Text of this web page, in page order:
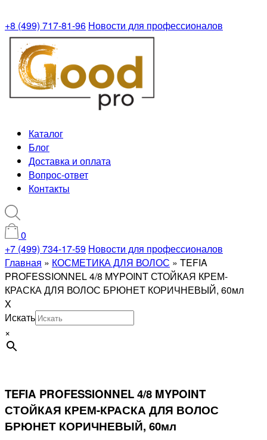
+8 (499) 717-81-96 Новости для профессионалов
Каталог
Блог
Доставка и оплата
Вопрос-ответ
Контакты
0
+7 (499) 734-17-59 Новости для профессионалов
Главная » КОСМЕТИКА ДЛЯ ВОЛОС » TEFIA
PROFESSIONNEL 4/8 MYPOINT СТОЙКАЯ КРЕМ-
КРАСКА ДЛЯ ВОЛОС БРЮНЕТ КОРИЧНЕВЫЙ, 60мл
X
Искать
×
TEFIA PROFESSIONNEL 4/8 MYPOINT
СТОЙКАЯ КРЕМ-КРАСКА ДЛЯ ВОЛОС
БРЮНЕТ КОРИЧНЕВЫЙ, 60мл